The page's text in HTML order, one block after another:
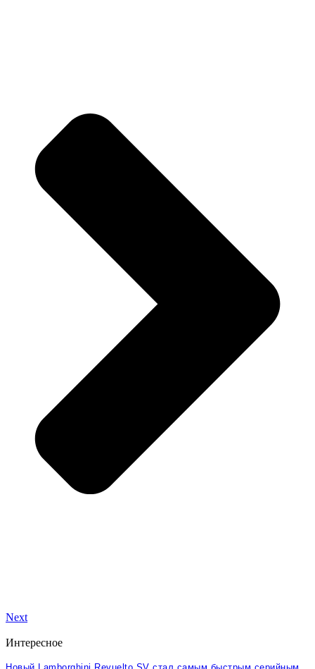
Next
Интересное